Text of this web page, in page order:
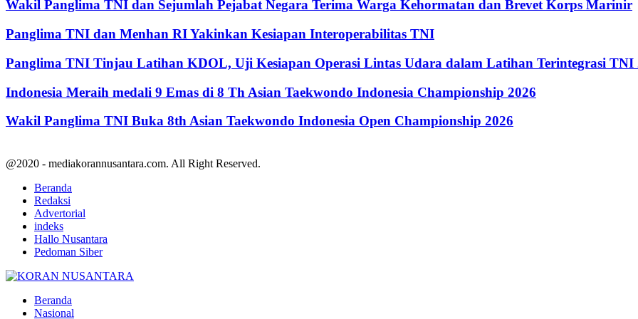
Wakil Panglima TNI dan Sejumlah Pejabat Negara Terima Warga Kehormatan dan Brevet Korps Marinir
Panglima TNI dan Menhan RI Yakinkan Kesiapan Interoperabilitas TNI
Panglima TNI Tinjau Latihan KDOL, Uji Kesiapan Operasi Lintas Udara dalam Latihan Terintegrasi TNI
Indonesia Meraih medali 9 Emas di 8 Th Asian Taekwondo Indonesia Championship 2026
Wakil Panglima TNI Buka 8th Asian Taekwondo Indonesia Open Championship 2026
@2020 - mediakorannusantara.com. All Right Reserved.
Beranda
Redaksi
Advertorial
indeks
Hallo Nusantara
Pedoman Siber
Beranda
Nasional